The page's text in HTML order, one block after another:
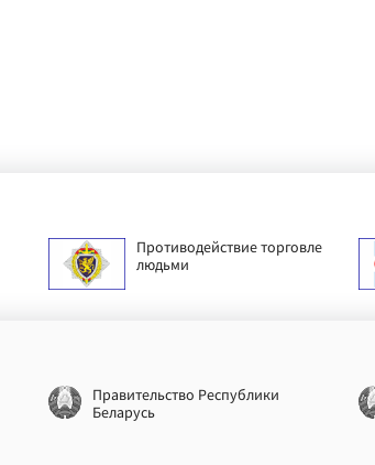
Противодействие торговле
людьми
Правительство Республики
Беларусь